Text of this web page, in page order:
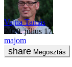
Vajna Tamás
2020. július 17.
majom
Megosztás